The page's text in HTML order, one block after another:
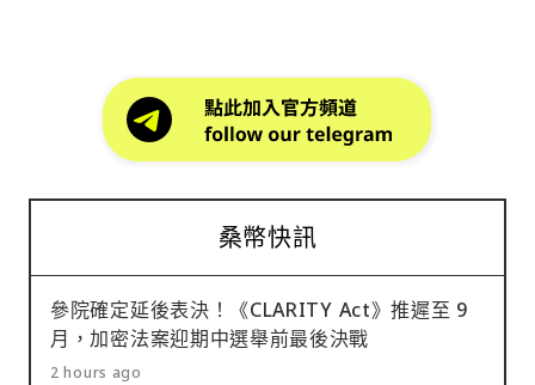
桑幣快訊
參院確定延後表決！《CLARITY Act》推遲至 9
月，加密法案迎期中選舉前最後決戰
2 hours ago